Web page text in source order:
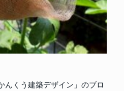
んくう建築デザイン」のブロ